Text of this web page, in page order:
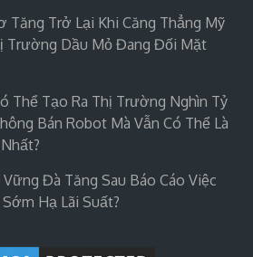
Tăng Trở Lại Khi Căng Thẳng Mỹ
Trường Dầu Mỏ Đang Đối Mặt
Thể Tạo Ra Thị Trường Nghìn Tỷ
Bán Robot Mà Vẫn Có Thể Là
Vững Đà Tăng Sau Báo Cáo Việc
Hạ Lãi Suất?